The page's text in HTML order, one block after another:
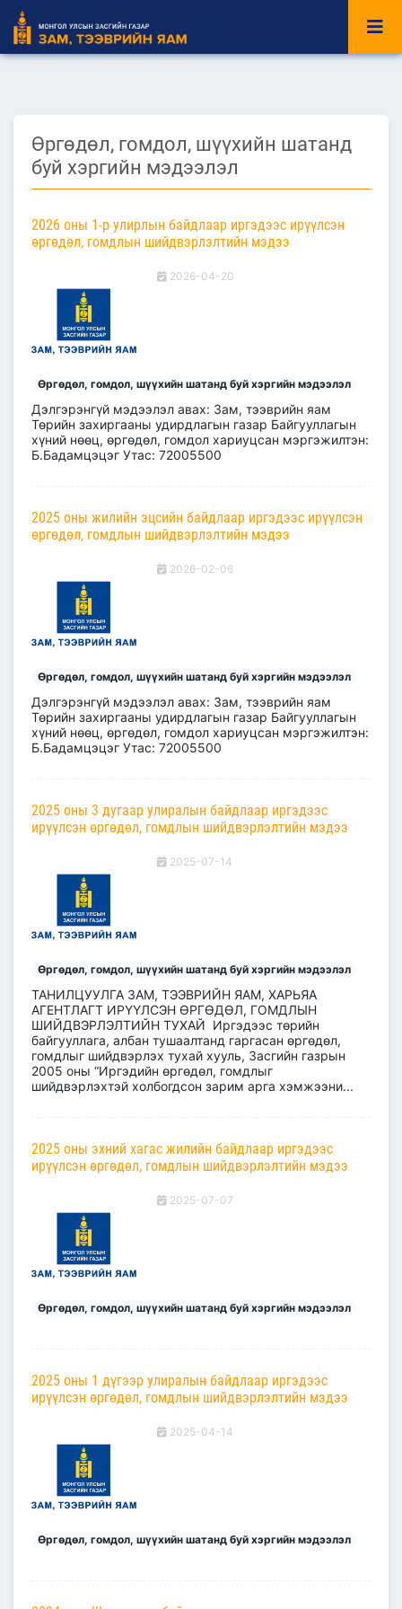
Өргөдөл, гомдол, шүүхийн шатанд
буй хэргийн мэдээлэл
2026 оны 1-р улирлын байдлаар иргэдээс ирүүлсэн
өргөдөл, гомдлын шийдвэрлэлтийн мэдээ
2026-04-20
Өргөдөл, гомдол, шүүхийн шатанд буй хэргийн мэдээлэл
Дэлгэрэнгүй мэдээлэл авах: Зам, тээврийн яам
Төрийн захиргааны удирдлагын газар Байгууллагын
хүний нөөц, өргөдөл, гомдол хариуцсан мэргэжилтэн:
Б.Бадамцэцэг Утас: 72005500
2025 оны жилийн эцсийн байдлаар иргэдээс ирүүлсэн
өргөдөл, гомдлын шийдвэрлэлтийн мэдээ
2026-02-06
Өргөдөл, гомдол, шүүхийн шатанд буй хэргийн мэдээлэл
Дэлгэрэнгүй мэдээлэл авах: Зам, тээврийн яам
Төрийн захиргааны удирдлагын газар Байгууллагын
хүний нөөц, өргөдөл, гомдол хариуцсан мэргэжилтэн:
Б.Бадамцэцэг Утас: 72005500
2025 оны 3 дугаар улиралын байдлаар иргэдээс
ирүүлсэн өргөдөл, гомдлын шийдвэрлэлтийн мэдээ
2025-07-14
Өргөдөл, гомдол, шүүхийн шатанд буй хэргийн мэдээлэл
ТАНИЛЦУУЛГА ЗАМ, ТЭЭВРИЙН ЯАМ, ХАРЬЯА
АГЕНТЛАГТ ИРҮҮЛСЭН ӨРГӨДӨЛ, ГОМДЛЫН
ШИЙДВЭРЛЭЛТИЙН ТУХАЙ Иргэдээс төрийн
байгууллага, албан тушаалтанд гаргасан өргөдөл,
гомдлыг шийдвэрлэх тухай хууль, Засгийн газрын
2005 оны “Иргэдийн өргөдөл, гомдлыг
шийдвэрлэхтэй холбогдсон зарим арга хэмжээни...
2025 оны эхний хагас жилийн байдлаар иргэдээс
ирүүлсэн өргөдөл, гомдлын шийдвэрлэлтийн мэдээ
2025-07-07
Өргөдөл, гомдол, шүүхийн шатанд буй хэргийн мэдээлэл
2025 оны 1 дүгээр улиралын байдлаар иргэдээс
ирүүлсэн өргөдөл, гомдлын шийдвэрлэлтийн мэдээ
2025-04-14
Өргөдөл, гомдол, шүүхийн шатанд буй хэргийн мэдээлэл